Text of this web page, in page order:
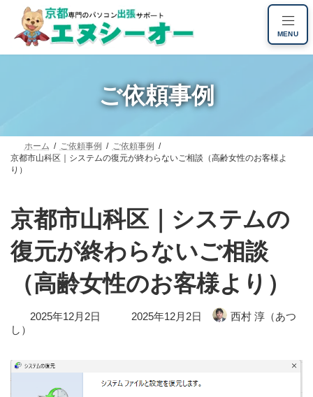
ン
ー
ご依頼事例
ホーム ご依頼事例
ご依頼事例
京都市山科区｜システムの復元が終わらないご相談（高齢女性のお客様よ
り）
京都市山科区｜システムの
復元が終わらないご相談
（高齢女性のお客様より）
2025年12月2日
最
時
:
2025年12月2日
西村 淳（あつ
し）
MENU